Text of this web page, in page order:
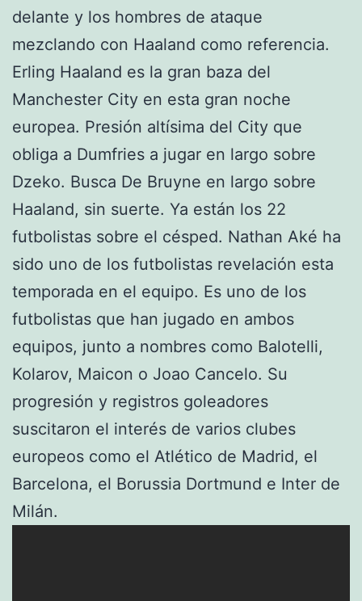
delante y los hombres de ataque
mezclando con Haaland como referencia.
Erling Haaland es la gran baza del
Manchester City en esta gran noche
europea. Presión altísima del City que
obliga a Dumfries a jugar en largo sobre
Dzeko. Busca De Bruyne en largo sobre
Haaland, sin suerte. Ya están los 22
futbolistas sobre el césped. Nathan Aké ha
sido uno de los futbolistas revelación esta
temporada en el equipo. Es uno de los
futbolistas que han jugado en ambos
equipos, junto a nombres como Balotelli,
Kolarov, Maicon o Joao Cancelo. Su
progresión y registros goleadores
suscitaron el interés de varios clubes
europeos como el Atlético de Madrid, el
Barcelona, el Borussia Dortmund e Inter de
Milán.